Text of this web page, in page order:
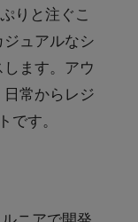
りと注ぐこ
ュアルなシ
ます。アウ
常からレジ
です。